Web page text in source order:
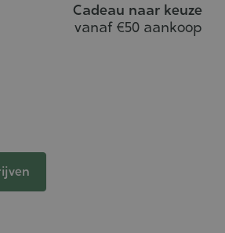
Cadeau naar keuze
vanaf €50 aankoop